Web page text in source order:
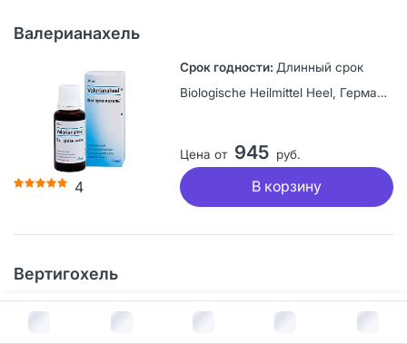
В корзину за руб.
Валерианахель
4
Длинный срок
Biologische Heilmittel Heel, Германия
Цена от 945 руб.
В корзину
Вертигохель